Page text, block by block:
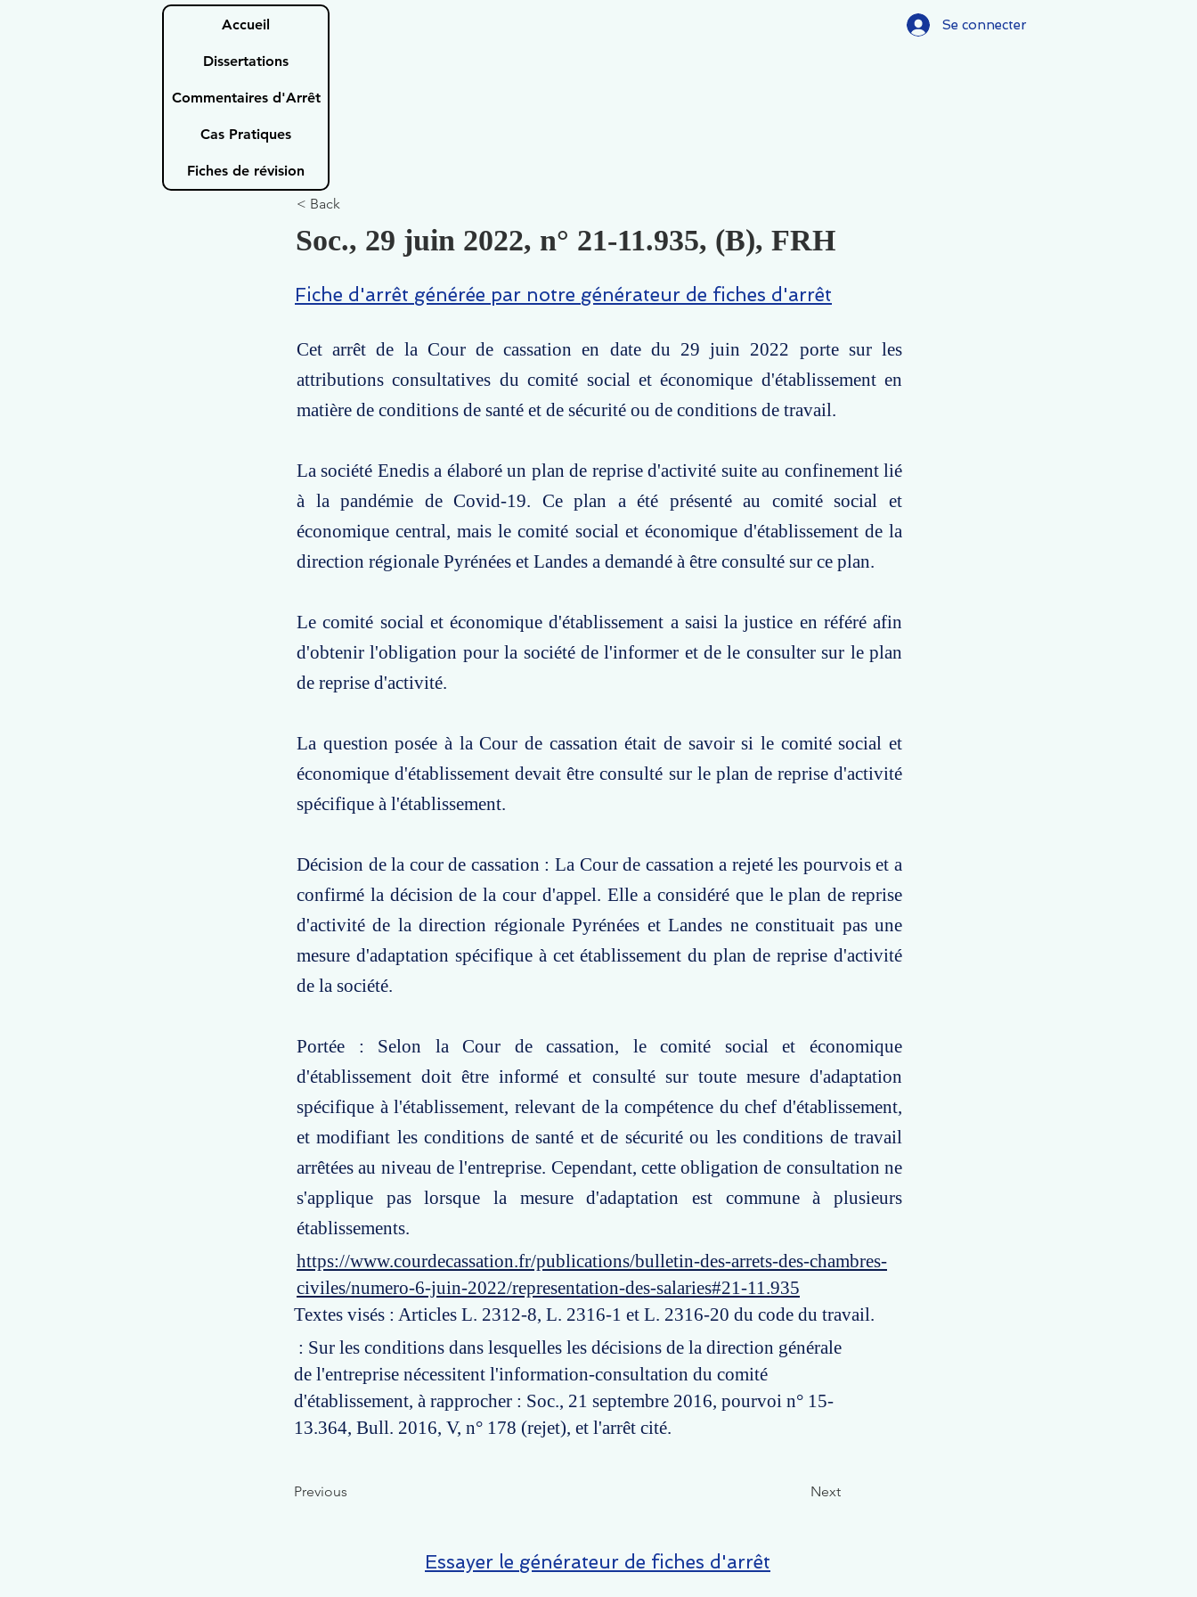
Accueil
Dissertations
Commentaires d'Arrêt
Cas Pratiques
Fiches de révision
Se connecter
< Back
Soc., 29 juin 2022, n° 21-11.935, (B), FRH
Fiche d'arrêt générée par notre générateur de fiches d'arrêt
Cet arrêt de la Cour de cassation en date du 29 juin 2022 porte sur les
attributions consultatives du comité social et économique d'établissement en
matière de conditions de santé et de sécurité ou de conditions de travail.
La société Enedis a élaboré un plan de reprise d'activité suite au confinement lié
à la pandémie de Covid-19. Ce plan a été présenté au comité social et
économique central, mais le comité social et économique d'établissement de la
direction régionale Pyrénées et Landes a demandé à être consulté sur ce plan.
Le comité social et économique d'établissement a saisi la justice en référé afin
d'obtenir l'obligation pour la société de l'informer et de le consulter sur le plan
de reprise d'activité.
La question posée à la Cour de cassation était de savoir si le comité social et
économique d'établissement devait être consulté sur le plan de reprise d'activité
spécifique à l'établissement.
Décision de la cour de cassation : La Cour de cassation a rejeté les pourvois et a
confirmé la décision de la cour d'appel. Elle a considéré que le plan de reprise
d'activité de la direction régionale Pyrénées et Landes ne constituait pas une
mesure d'adaptation spécifique à cet établissement du plan de reprise d'activité
de la société.
Portée : Selon la Cour de cassation, le comité social et économique
d'établissement doit être informé et consulté sur toute mesure d'adaptation
spécifique à l'établissement, relevant de la compétence du chef d'établissement,
et modifiant les conditions de santé et de sécurité ou les conditions de travail
arrêtées au niveau de l'entreprise. Cependant, cette obligation de consultation ne
s'applique pas lorsque la mesure d'adaptation est commune à plusieurs
établissements.
https://www.courdecassation.fr/publications/bulletin-des-arrets-des-chambres-
civiles/numero-6-juin-2022/representation-des-salaries#21-11.935
Textes visés : Articles L. 2312-8, L. 2316-1 et L. 2316-20 du code du travail.
: Sur les conditions dans lesquelles les décisions de la direction générale
de l'entreprise nécessitent l'information-consultation du comité
d'établissement, à rapprocher : Soc., 21 septembre 2016, pourvoi n° 15-
13.364, Bull. 2016, V, n° 178 (rejet), et l'arrêt cité.
Previous Next
Essayer le générateur de fiches d'arrêt